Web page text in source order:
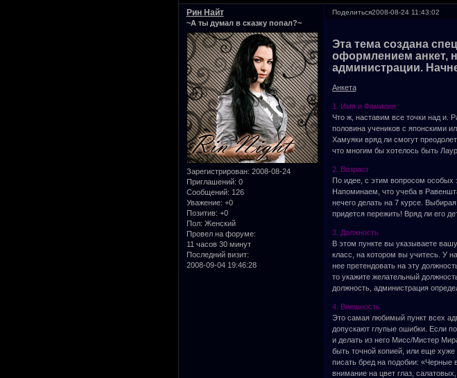
Поделиться2008-08-24 11:43:02
Рин Найт
~А ты думал в сказку попал?~
Зарегистрирован: 2008-08-24
Приглашений: 0
Сообщений: 126
Уважение: +0
Позитив: +0
Пол: Женский
Провел на форуме:
11 часов 30 минут
Последний визит:
2008-09-04 19:46:28
Эта тема создана
оформлением анкет,
администрации.
Анкета
1. Имя и Фамилия
Что ж, наставим все точки над и.
половина учеников с японскими
Хамуяки вряд ли смогут
что многим бы хотелось быть
2. Возраст
По идее, с этим вопросом особых
Напоминаем, что учеба в
нечего делать на 7 курсе.
придется пережить! Вряд ли его
3. Должность
В этом пункте вы указываете
класс, на котором вы учитесь. У
нее претендовать на эту
то укажите желательный
должность, администрация
4. Внешность
Это самая любимый пункт всех
допускают глупые ошибки. Если
и делать из него Мисс/Мистер
быть точной копией, или еще
писать бред на подобии: «Черные
внимание на цвет глаз,